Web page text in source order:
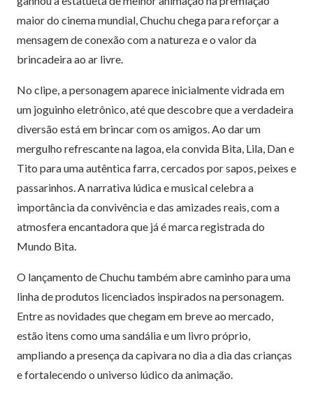
maior do cinema mundial, Chuchu chega para reforçar a
mensagem de conexão com a natureza e o valor da
brincadeira ao ar livre.
No clipe, a personagem aparece inicialmente vidrada em
um joguinho eletrônico, até que descobre que a verdadeira
diversão está em brincar com os amigos. Ao dar um
mergulho refrescante na lagoa, ela convida Bita, Lila, Dan e
Tito para uma autêntica farra, cercados por sapos, peixes e
passarinhos. A narrativa lúdica e musical celebra a
importância da convivência e das amizades reais, com a
atmosfera encantadora que já é marca registrada do
Mundo Bita.
O lançamento de Chuchu também abre caminho para uma
linha de produtos licenciados inspirados na personagem.
Entre as novidades que chegam em breve ao mercado,
estão itens como uma sandália e um livro próprio,
ampliando a presença da capivara no dia a dia das crianças
e fortalecendo o universo lúdico da animação.